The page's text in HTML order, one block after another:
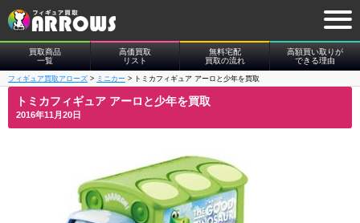
買取商品
一覧
高価買取
リスト
無料宅配
買取の流れ
高額買い取りが
できる理由
フィギュア買取アローズ > ミニカー > トミカフィギュア アーロと少年を買取
トミカフィギュア アーロと少年を買取
2016年11月20日